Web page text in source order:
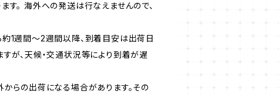
。 海外への発送は行なえませんので、
1週間〜2週間以降、到着目安は出荷日
が、天候・交通状況等により到着が遅
らの出荷になる場合があります。その